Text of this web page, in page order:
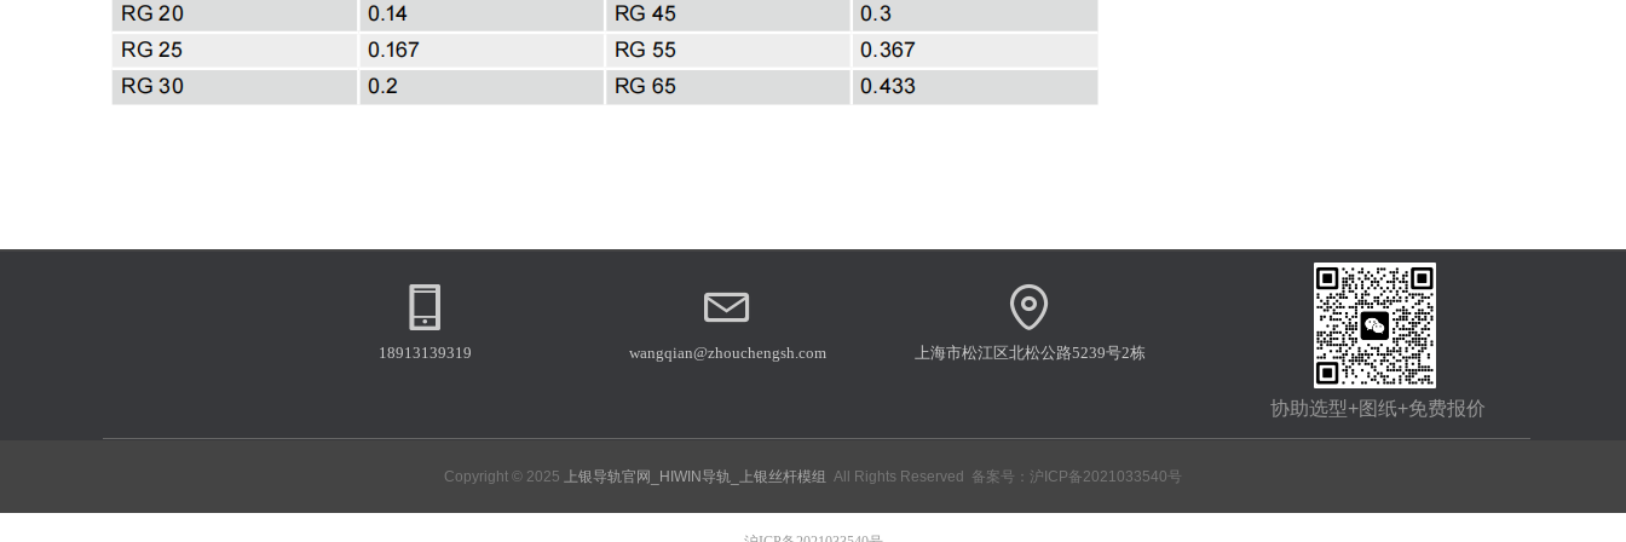
18913139319 wangqian@zhouchengsh.com 上海市松江区北松公路5239号2栋
协助选型+图纸+免费报价
Copyright © 2025 上银导轨官网_HIWIN导轨_上银丝杆模组 All Rights Reserved 备案号： 沪ICP备2021033540号